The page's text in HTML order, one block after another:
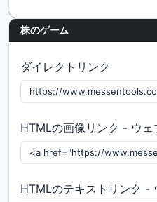
株のゲーム
ダイレクトリンク
HTMLの画像リンク - ウェ
HTMLのテキストリンク -